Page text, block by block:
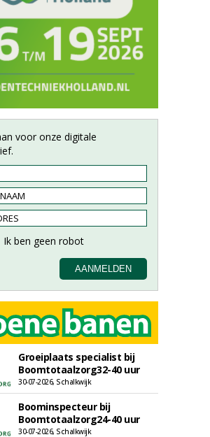
voor onze digitale
Groeiplaats specialist bij
Boomtotaalzorg32-40 uur
30-07-2026, Schalkwijk
Boominspecteur bij
Boomtotaalzorg24-40 uur
30-07-2026, Schalkwijk